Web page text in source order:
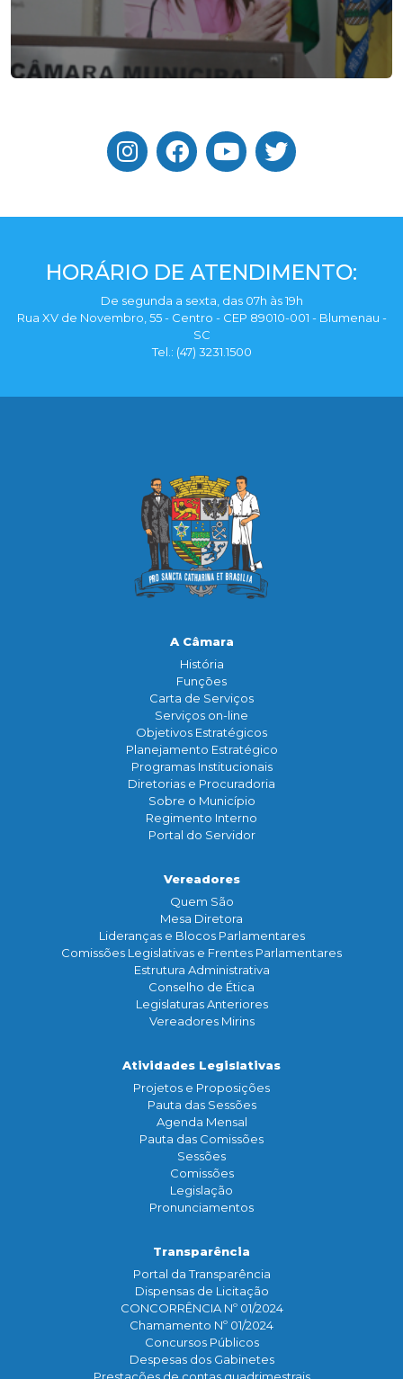
HORÁRIO DE ATENDIMENTO:
De segunda a sexta, das 07h às 19h
Rua XV de Novembro, 55 - Centro - CEP 89010-001 - Blumenau -
SC
Tel.: (47) 3231.1500
A Câmara
História
Funçōes
Carta de Serviços
Serviços on-line
Objetivos Estratégicos
Planejamento Estratégico
Programas Institucionais
Diretorias e Procuradoria
Sobre o Município
Regimento Interno
Portal do Servidor
Vereadores
Quem São
Mesa Diretora
Lideranças e Blocos Parlamentares
Comissões Legislativas e Frentes Parlamentares
Estrutura Administrativa
Conselho de Ética
Legislaturas Anteriores
Vereadores Mirins
Atividades Legislativas
Projetos e Proposições
Pauta das Sessões
Agenda Mensal
Pauta das Comissões
Sessões
Comissões
Legislação
Pronunciamentos
Transparência
Portal da Transparência
Dispensas de Licitação
CONCORRÊNCIA Nº 01/2024
Chamamento Nº 01/2024
Concursos Públicos
Despesas dos Gabinetes